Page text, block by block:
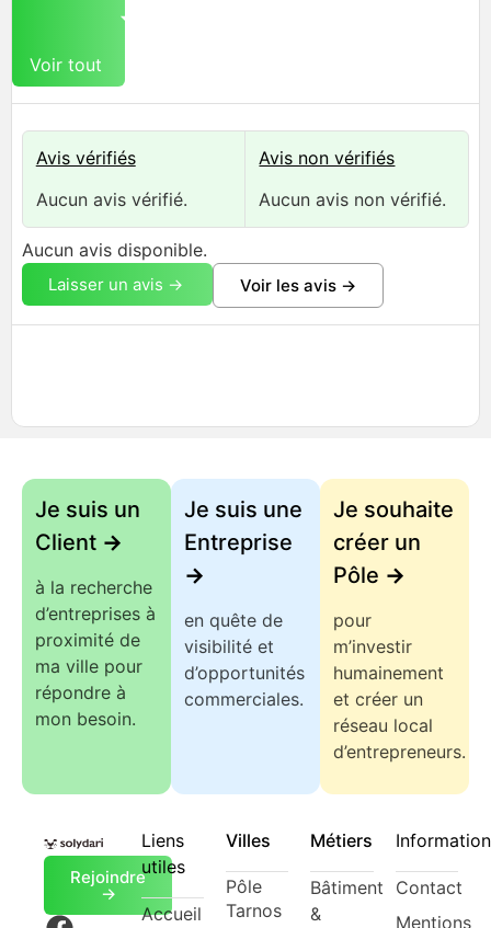
Voir tout
Avis vérifiés
Aucun avis vérifié.
Avis non vérifiés
Aucun avis non vérifié.
Aucun avis disponible.
Laisser un avis -> Voir les avis ->
Je suis un
Client ->
à la recherche
d’entreprises à
proximité de
ma ville pour
répondre à
mon besoin.
Je suis une
Entreprise
->
en quête de
visibilité et
d’opportunités
commerciales.
Je souhaite
créer un
Pôle ->
pour
m’investir
humainement
et créer un
réseau local
d’entrepreneurs.
Rejoindre
->
Liens
utiles
Accueil
Villes
Pôle
Tarnos
Métiers
Bâtiment
&
Contact
Mentions